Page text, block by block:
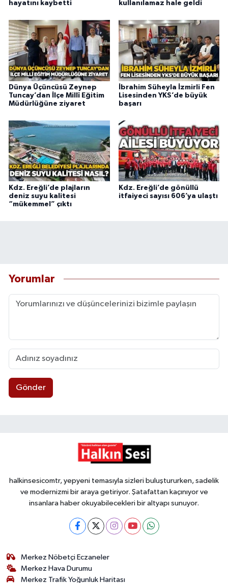
hayatını kaybetti
kullanılamaz hale geldi
Dünya Üçüncüsü Zeynep
Tuncay’dan İlçe Millî Eğitim
Müdürlüğüne ziyaret
İbrahim Süheyla İzmirli Fen
Lisesinden YKS’de büyük
başarı
Kdz. Ereğli’de plajların
deniz suyu kalitesi
“mükemmel” çıktı
Kdz. Ereğli’de gönüllü
itfaiyeci sayısı 606’ya ulaştı
Yorumlar
Gönder
halkinsesicomtr, yepyeni temasıyla sizleri buluştururken, sadelik
ve modernizmi bir araya getiriyor. Şatafattan kaçınıyor ve
insanlara haber okuyabilecekleri bir altyapı sunuyor.
Merkez Nöbetçi Eczaneler
Merkez Hava Durumu
Merkez Trafik Yoğunluk Haritası